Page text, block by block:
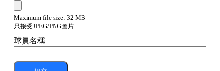
Maximum file size: 32 MB
只接受JPEG/PNG圖片
球員名稱